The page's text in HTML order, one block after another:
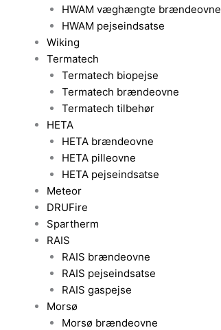
HWAM væghængte brændeovne
HWAM pejseindsatse
Wiking
Termatech
Termatech biopejse
Termatech brændeovne
Termatech tilbehør
HETA
HETA brændeovne
HETA pilleovne
HETA pejseindsatse
Meteor
DRUFire
Spartherm
RAIS
RAIS brændeovne
RAIS pejseindsatse
RAIS gaspejse
Morsø
Morsø brændeovne